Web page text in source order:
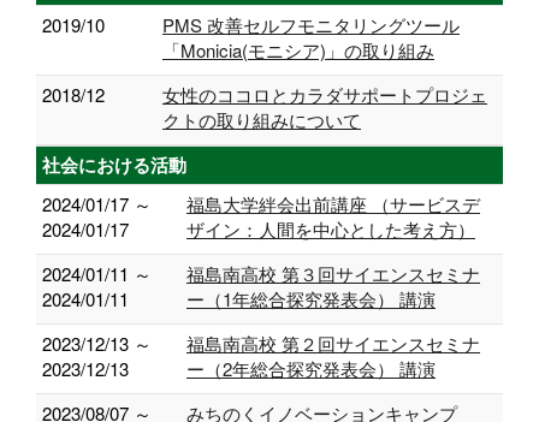
2019/10
PMS 改善セルフモニタリングツール
「Monicia(モニシア)」の取り組み
2018/12
女性のココロとカラダサポートプロジェ
クトの取り組みについて
社会における活動
2024/01/17 ～
2024/01/17
福島大学絆会出前講座 （サービスデ
ザイン：人間を中心とした考え方）
2024/01/11 ～
2024/01/11
福島南高校 第３回サイエンスセミナ
ー（1年総合探究発表会） 講演
2023/12/13 ～
2023/12/13
福島南高校 第２回サイエンスセミナ
ー（2年総合探究発表会） 講演
2023/08/07 ～
みちのくイノベーションキャンプ